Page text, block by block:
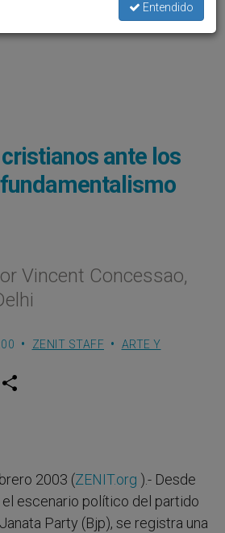
ante los
Vincent Concessao,
ZENIT STAFF
ARTE Y
w
2003 (ZENIT.org ).- Desde
el escenario político del partido
Party (Bjp), se registra una
Entendido